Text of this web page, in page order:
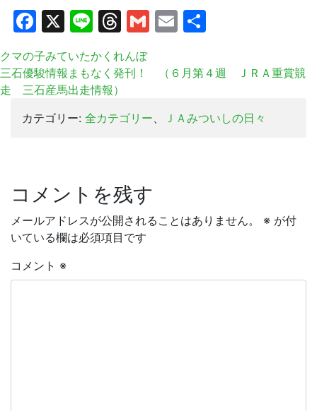
Facebook
X LineThreads
Gmail
Email
クマの子みていたかくれんぼ
三石優駿情報まもなく発刊！ （６月第４週 ＪＲＡ重賞競
走 三石産馬出走情報）
カテゴリー: 全カテゴリー ＪＡみついしの日々
コメントを残す
メールアドレスが公開されることはありません。 ※ が付
いている欄は必須項目です
コメント ※